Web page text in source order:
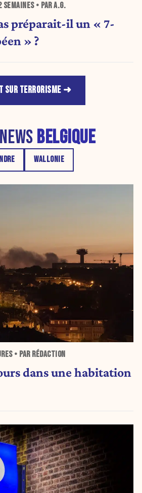
SEMAINES• PAR A.G.
préparait-il un « 7-
» ?
SUR TERRORISME
BELGIQUE
WALLONIE
• PAR RÉDACTION
dans une habitation